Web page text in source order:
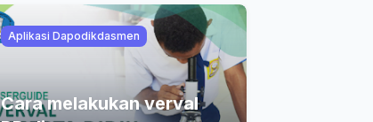
Aplikasi Dapodikdasmen
Cara melakukan verval